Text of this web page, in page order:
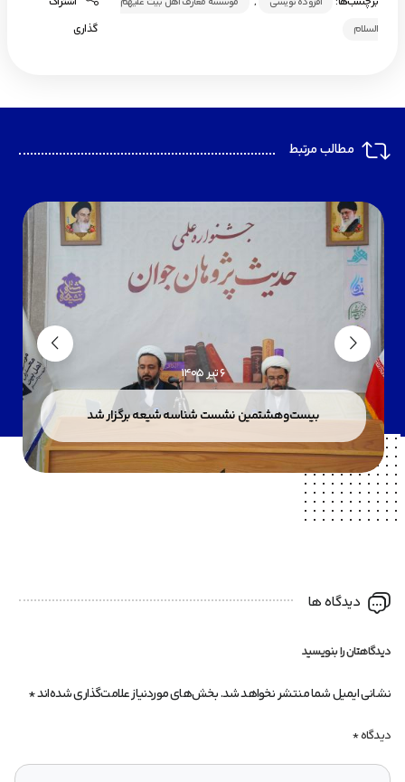
السلام
گذاری
مطالب مرتبط
6 تیر 1405
بیست‌وهشتمین نشست شناسه شیعه برگزار شد
دیدگاه ها
دیدگاهتان را بنویسید
نشانی ایمیل شما منتشر نخواهد شد.بخش‌های موردنیاز علامت‌گذاری شده‌اند*
دیدگاه*